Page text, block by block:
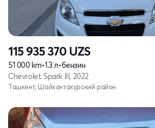
115 935 370 UZS
51 000 km•1.3 л•бензин
Chevrolet Spark III, 2022
Ташкент, Шайхантахурский район